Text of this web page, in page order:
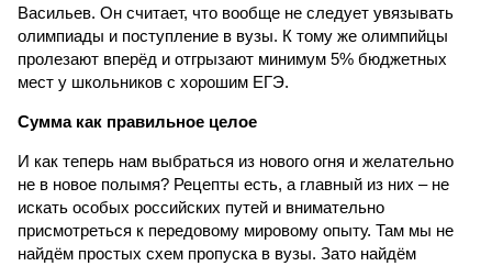
Васильев. Он считает, что вообще не следует увязывать
олимпиады и поступление в вузы. К тому же олимпийцы
пролезают вперёд и отгрызают минимум 5% бюджетных
мест у школьников с хорошим ЕГЭ.
Сумма как правильное целое
И как теперь нам выбраться из нового огня и желательно
не в новое полымя? Рецепты есть, а главный из них – не
искать особых российских путей и внимательно
присмотреться к передовому мировому опыту. Там мы не
найдём простых схем пропуска в вузы. Зато найдём